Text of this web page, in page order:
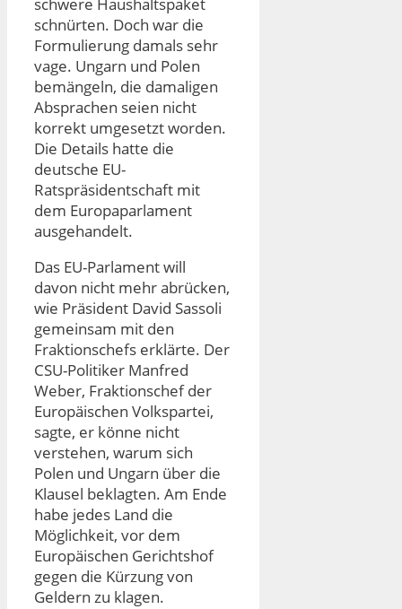
schwere Haushaltspaket
schnürten. Doch war die
Formulierung damals sehr
vage. Ungarn und Polen
bemängeln, die damaligen
Absprachen seien nicht
korrekt umgesetzt worden.
Die Details hatte die
deutsche EU-
Ratspräsidentschaft mit
dem Europaparlament
ausgehandelt.
Das EU-Parlament will
davon nicht mehr abrücken,
wie Präsident David Sassoli
gemeinsam mit den
Fraktionschefs erklärte. Der
CSU-Politiker Manfred
Weber, Fraktionschef der
Europäischen Volkspartei,
sagte, er könne nicht
verstehen, warum sich
Polen und Ungarn über die
Klausel beklagten. Am Ende
habe jedes Land die
Möglichkeit, vor dem
Europäischen Gerichtshof
gegen die Kürzung von
Geldern zu klagen.